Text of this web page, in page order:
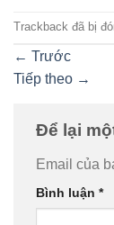
Trackback đã bị
← Trước
Tiếp theo →
Để lại
Email của
Bình luận *